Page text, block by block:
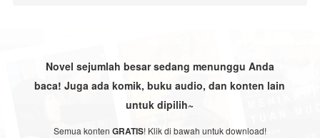
Novel sejumlah besar sedang menunggu Anda
baca! Juga ada komik, buku audio, dan konten lain
untuk dipilih~
Semua konten GRATIS! Klik di bawah untuk download!